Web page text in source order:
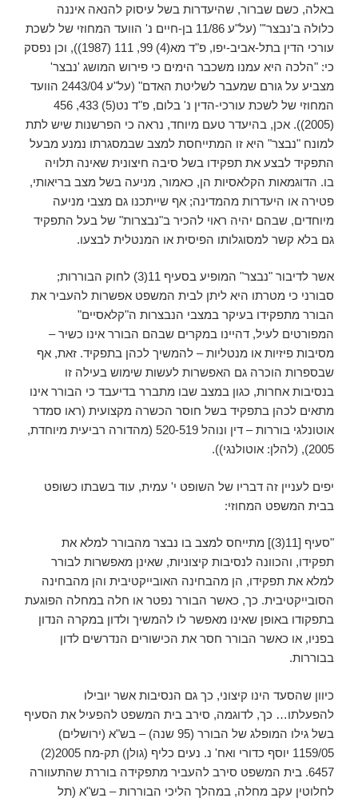
באלה, כשם שברור, שהיעדרות בשל עיסוק להנאה איננה
כלולה ב'נבצר'" (על"ע 11/86 בן-חיים נ' הוועד המחוזי של לשכת
עורכי הדין בתל-אביב-יפו, פ"ד מא(4) 99, 111 (1987)), וכן נפסק
כי: "הלכה היא עמנו משכבר הימים כי פירוש המושג 'נבצר'
מצביע על גורם שמעבר לשליטת האדם" (על"ע 2443/04 הוועד
המחוזי של לשכת עורכי-הדין נ' בלום, פ"ד נט(5) 433, 456
(2005)). אכן, בהיעדר טעם מיוחד, נראה כי הפרשנות שיש לתת
למונח "נבצר" היא זו המתייחסת למצב שבמסגרתו נמנע מבעל
התפקיד לבצע את תפקידו בשל סיבה חיצונית שאינה תלויה
בו. הדוגמאות הקלאסיות הן, כאמור, מניעה בשל מצב בריאותי,
פטירה או היעדרות מהמדינה; אף שייתכנו גם מצבי מניעה
מיוחדים, שבהם יהיה ראוי להכיר ב"נבצרות" של בעל התפקיד
גם בלא קשר למסוגלותו הפיסית או המנטלית לבצעו.
אשר לדיבור "נבצר" המופיע בסעיף 11(3) לחוק הבוררות;
סבורני כי מטרתו היא ליתן לבית המשפט אפשרות להעביר את
הבורר מתפקידו בעיקר במצבי הנבצרות ה"קלאסיים"
המפורטים לעיל, דהיינו במקרים שבהם הבורר אינו כשיר –
מסיבות פיזיות או מנטליות – להמשיך לכהן בתפקיד. זאת, אף
שבספרות הוכרה גם האפשרות לעשות שימוש בעילה זו
בנסיבות אחרות, כגון במצב שבו מתברר בדיעבד כי הבורר אינו
מתאים לכהן בתפקיד בשל חוסר הכשרה מקצועית (ראו סמדר
אוטונלגי בוררות – דין ונוהל 520-519 (מהדורה רביעית מיוחדת,
2005), (להלן: אוטולנגי)).
יפים לעניין זה דבריו של השופט י' עמית, עוד בשבתו כשופט
בבית המשפט המחוזי:
"סעיף [11(3)] מתייחס למצב בו נבצר מהבורר למלא את
תפקידו, והכוונה לנסיבות קיצוניות, שאינן מאפשרות לבורר
למלא את תפקידו, הן מהבחינה האובייקטיבית והן מהבחינה
הסובייקטיבית. כך, כאשר הבורר נפטר או חלה במחלה הפוגעת
בתפקודו באופן שאינו מאפשר לו להמשיך ולדון במקרה הנדון
בפניו, או כאשר הבורר חסר את הכישורים הנדרשים לדון
בבוררות.
כיוון שהסעד הינו קיצוני, כך גם הנסיבות אשר יובילו
להפעלתו… כך, לדוגמה, סירב בית המשפט להפעיל את הסעיף
בשל גילו המופלג של הבורר (95 שנה) – בש"א (ירושלים)
1159/05 יוסף כדורי ואח' נ. נעים כליף (גולן) תק-מח 2005(2)
6457. בית המשפט סירב להעביר מתפקידה בוררת שהתעוורה
לחלוטין עקב מחלה, במהלך הליכי הבוררות – בש"א (תל